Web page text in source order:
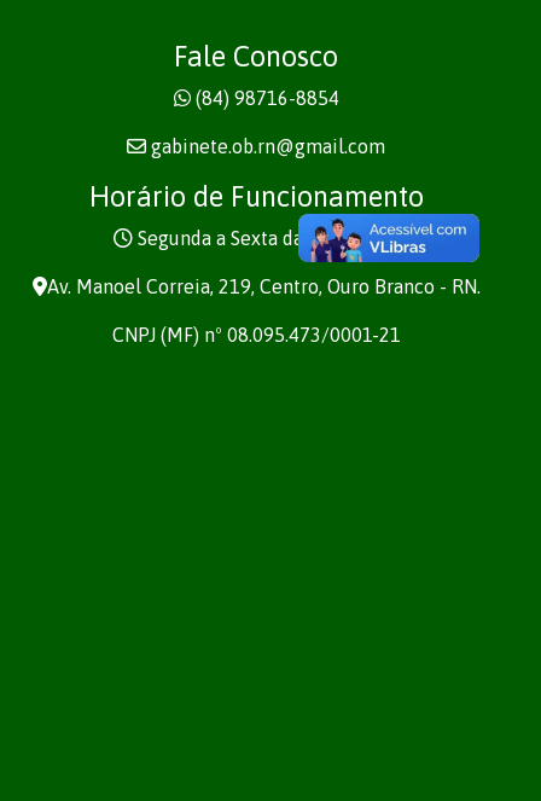
Fale Conosco
(84) 98716-8854
gabinete.ob.rn@gmail.com
Horário de Funcionamento
Segunda a Sexta das 7h às 13h
Av. Manoel Correia, 219, Centro, Ouro Branco - RN.
CNPJ (MF) nº 08.095.473/0001-21